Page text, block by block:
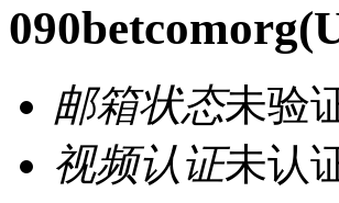
090betcomorg
邮箱状态未验
视频认证未认